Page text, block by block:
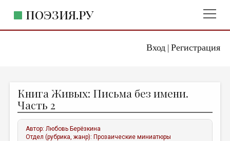
Вход| Регистрация
ПОЭЗИЯ.РУ
ЖАНРЫ
АВТОРЫ
КОММЕНТАРИИ
Книга Живых: Письма без имени.
Часть 2
Автор:Любовь Берёзкина
Отдел (рубрика, жанр): Прозаические миниатюры